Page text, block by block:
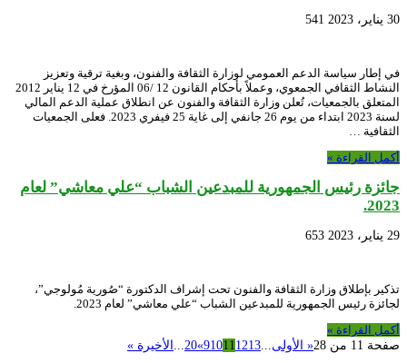
30 يناير، 2023 541
في إطار سياسة الدعم العمومي لوزارة الثقافة والفنون، وبغية ترقية وتعزيز
النشاط الثقافي الجمعوي، وعملاً بأحكام القانون 12 /06 المؤرخ في 12 يناير 2012
المتعلق بالجمعيات، تُعلن وزارة الثقافة والفنون عن انطلاق عملية الدعم المالي
لسنة 2023 ابتداء من يوم 26 جانفي إلى غاية 25 فيفري 2023. فعلى الجمعيات
الثقافية …
أكمل القراءة »
جائزة رئيس الجمهورية للمبدعين الشباب “علي معاشي” لعام
2023.
29 يناير، 2023 653
تذكير بإطلاق وزارة الثقافة والفنون تحت إشراف الدكتورة “صُورية مُولوجي”،
لجائزة رئيس الجمهورية للمبدعين الشباب “علي معاشي” لعام 2023.
أكمل القراءة »
صفحة 11 من 28
« الأولى...
910111213
»
20
... الأخيرة »